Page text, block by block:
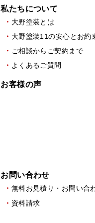
私たちについて
大野塗装とは
大野塗装11の安心とお約
ご相談からご契約まで
よくあるご質問
お客様の声
お問い合わせ
無料お見積り・お問い合
資料請求